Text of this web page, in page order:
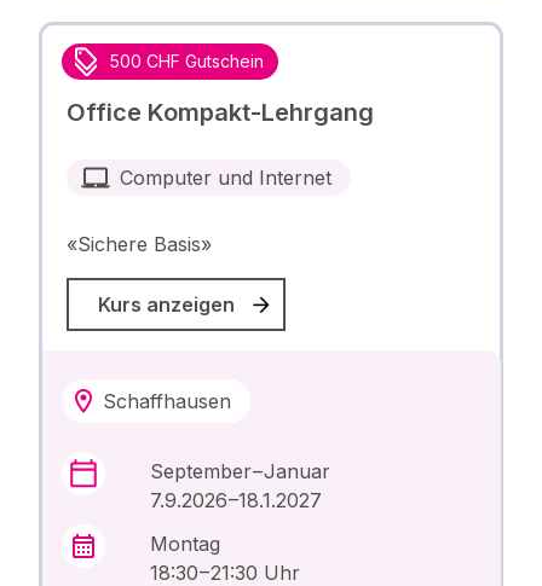
500 CHF Gutschein
Office Kompakt-Lehrgang
Computer und Internet
«Sichere Basis»
Kurs anzeigen
Schaffhausen
September – Januar
7.9.2026 –18.1.2027
Montag
18:30 – 21:30 Uhr